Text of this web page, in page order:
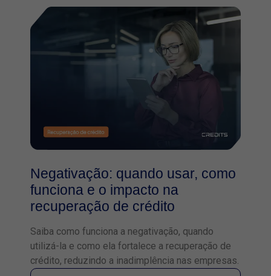
Negativação: quando usar, como
funciona e o impacto na
recuperação de crédito
Saiba como funciona a negativação, quando
utilizá-la e como ela fortalece a recuperação de
crédito, reduzindo a inadimplência nas empresas.